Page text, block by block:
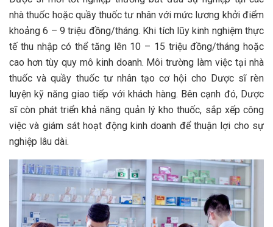
nhà thuốc hoặc quầy thuốc tư nhân với mức lương khởi điểm
khoảng 6 – 9 triệu đồng/tháng. Khi tích lũy kinh nghiệm thực
tế thu nhập có thể tăng lên 10 – 15 triệu đồng/tháng hoặc
cao hơn tùy quy mô kinh doanh. Môi trường làm việc tại nhà
thuốc và quầy thuốc tư nhân tạo cơ hội cho Dược sĩ rèn
luyện kỹ năng giao tiếp với khách hàng. Bên cạnh đó, Dược
sĩ còn phát triển khả năng quản lý kho thuốc, sắp xếp công
việc và giám sát hoạt động kinh doanh để thuận lợi cho sự
nghiệp lâu dài.